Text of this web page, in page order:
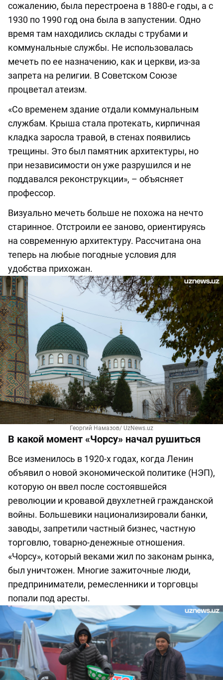
сожалению, была перестроена в 1880-е годы, а с
1930 по 1990 год она была в запустении. Одно
время там находились склады с трубами и
коммунальные службы. Не использовалась
мечеть по ее назначению, как и церкви, из-за
запрета на религии. В Советском Союзе
процветал атеизм.
«Со временем здание отдали коммунальным
службам. Крыша стала протекать, кирпичная
кладка заросла травой, в стенах появились
трещины. Это был памятник архитектуры, но
при независимости он уже разрушился и не
поддавался реконструкции», – объясняет
профессор.
Визуально мечеть больше не похожа на нечто
старинное. Отстроили ее заново, ориентируясь
на современную архитектуру. Рассчитана она
теперь на любые погодные условия для
удобства прихожан.
Георгий Намазов/ UzNews.uz
В какой момент «Чорсу» начал рушиться
Все изменилось в 1920-х годах, когда Ленин
объявил о новой экономической политике (НЭП),
которую он ввел после состоявшейся
революции и кровавой двухлетней гражданской
войны. Большевики национализировали банки,
заводы, запретили частный бизнес, частную
торговлю, товарно-денежные отношения.
«Чорсу», который веками жил по законам рынка,
был уничтожен. Многие зажиточные люди,
предприниматели, ремесленники и торговцы
попали под аресты.